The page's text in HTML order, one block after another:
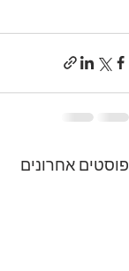
פוסטים אחרונים